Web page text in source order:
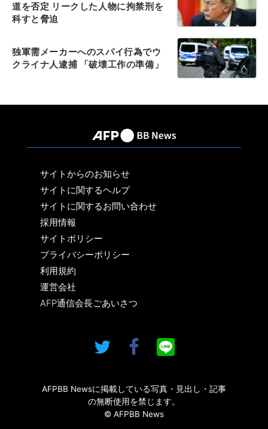
道を否定 リークした人物に拘禁刑を
科すと脅迫
独軍需メーカーへのスパイ行為でウ
クライナ人逮捕 「破壊工作の準備」
サイトからのお知らせ
サイトに関するヘルプ
サイトに関するお問い合わせ
採用情報
サイトポリシー
プライバシーポリシー
利用規約
運営会社
AFP通信会長ごあいさつ
AFPBB Newsに掲載している写真・見出し・記事
の無断使用を禁じます。
© AFPBB News